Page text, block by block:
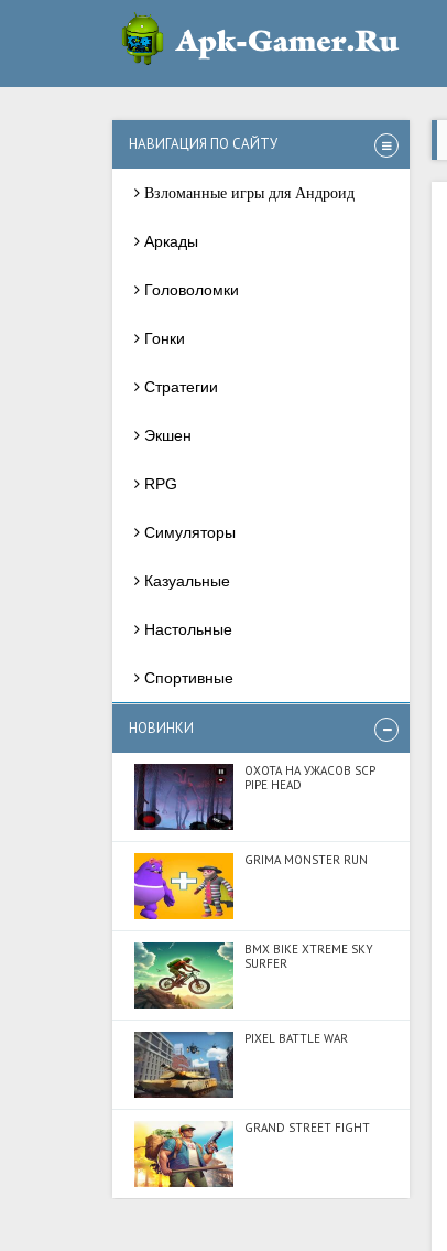
НАВИГАЦИЯ ПО САЙТУ
Взломанные игры для Андроид
Аркады
Головоломки
Гонки
Стратегии
Экшен
RPG
Симуляторы
Казуальные
Настольные
Спортивные
НОВИНКИ
ОХОТА НА УЖАСОВ SCP
PIPE HEAD
GRIMA MONSTER RUN
BMX BIKE XTREME SKY
SURFER
PIXEL BATTLE WAR
GRAND STREET FIGHT